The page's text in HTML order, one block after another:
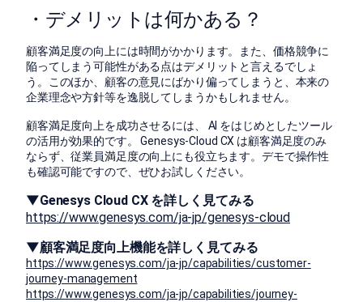
・デメリットは何かある？
顧客満足度の向上には時間がかかります。また、価格競争に
陥ってしまう可能性がある点はデメリットと言えるでしょ
う。このほか、顧客の意見にばかり偏ってしまうと、本来の
企業理念や方針等を逸脱してしまうかもしれません。
顧客満足度向上を成功させるには、 AI をはじめとしたツール
の活用が効果的です。 Genesys-Cloud CX は顧客満足度のみ
ならず、従業員満足度の向上にも役立ちます。デモで操作性
も確認可能ですので、ぜひお試しください。
▼Genesys Cloud CX を詳しく見てみる
https://www.genesys.com/ja-jp/genesys-cloud
▼顧客満足度向上機能を詳しく見てみる
https://www.genesys.com/ja-jp/capabilities/customer-
journey-management
https://www.genesys.com/ja-jp/capabilities/journey-